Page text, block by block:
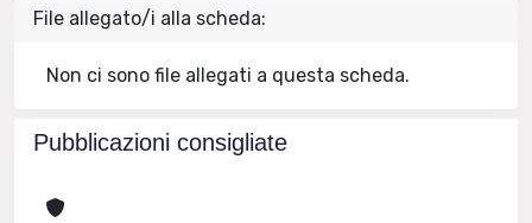
File allegato/i alla scheda:
Non ci sono file allegati a questa scheda.
Pubblicazioni consigliate